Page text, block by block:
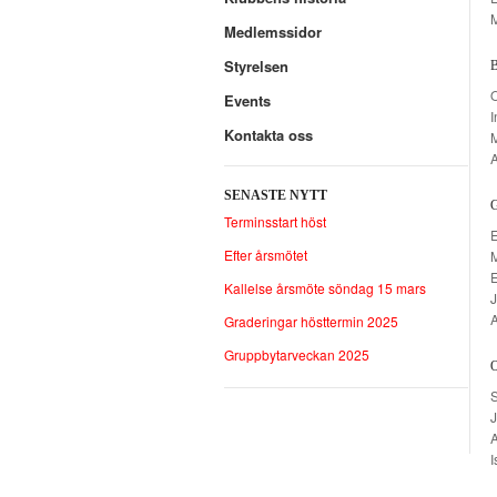
Medlemssidor
Styrelsen
Events
Kontakta oss
SENASTE NYTT
Terminsstart höst
Efter årsmötet
Kallelse årsmöte söndag 15 mars
Graderingar hösttermin 2025
Gruppbytarveckan 2025